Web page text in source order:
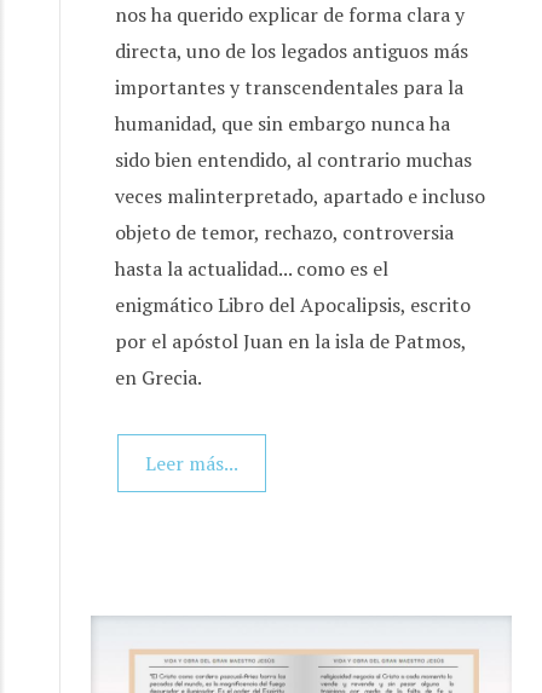
nos ha querido explicar de forma clara y
directa, uno de los legados antiguos más
importantes y transcendentales para la
humanidad, que sin embargo nunca ha
sido bien entendido, al contrario muchas
veces malinterpretado, apartado e incluso
objeto de temor, rechazo, controversia
hasta la actualidad... como es el
enigmático Libro del Apocalipsis, escrito
por el apóstol Juan en la isla de Patmos,
en Grecia.
Leer más...